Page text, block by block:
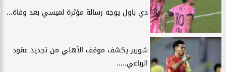
دي باول يوجه رسالة مؤثرة لميسي بعد وفاة...
شوبير يكشف موقف الأهلي من تجديد عقود
الرباعي.....